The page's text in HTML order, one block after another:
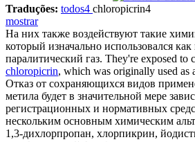
Traduções: todos4 chloropicrin4
mostrar
На них также воздействуют такие
который изначально использовался
паралитический газ. They're exposed to
chloropicrin, which was originally used as
Отказ от сохраняющихся видов
метила будет в значительной мере
регистрационных и нормативных
нескольким основным химическим
1,3-дихлорпропан, хлорпикрин,